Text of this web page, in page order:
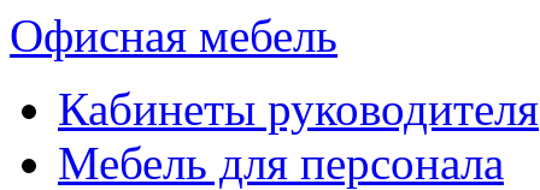
Офисная мебель
Кабинеты руководителя
Мебель для персонала